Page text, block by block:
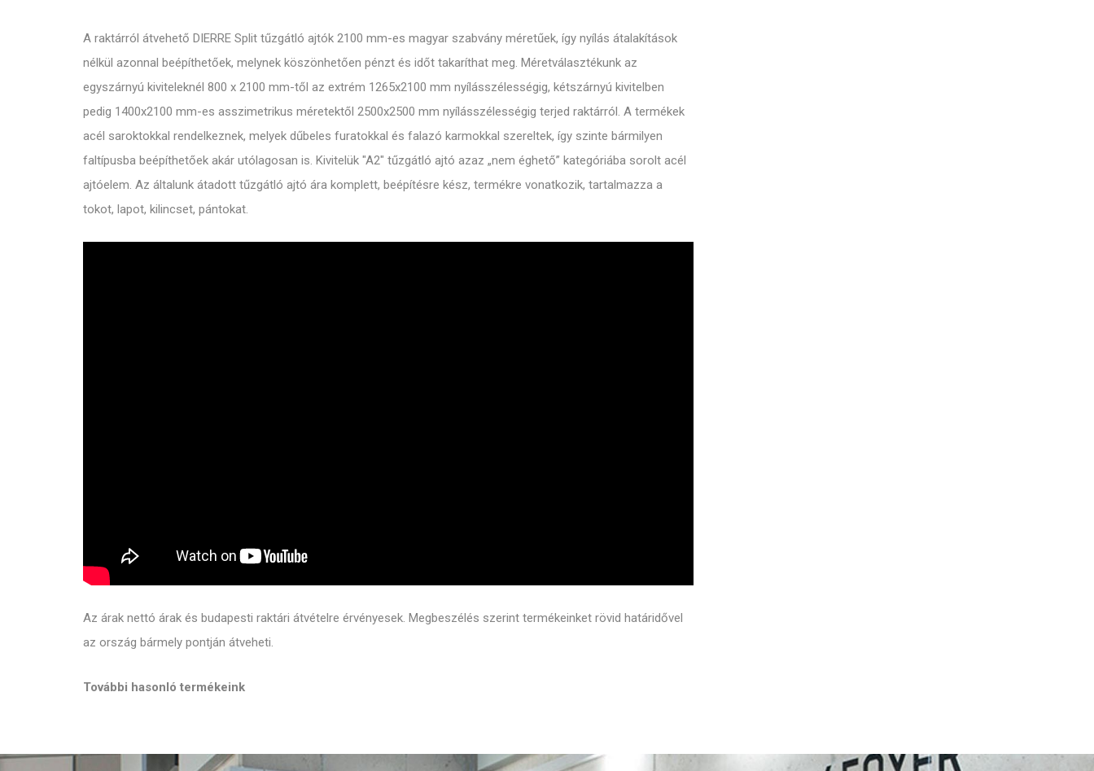
A raktárról átvehető DIERRE Split tűzgátló ajtók 2100 mm-es magyar szabvány méretűek, így nyílás átalakítások
nélkül azonnal beépíthetőek, melynek köszönhetően pénzt és időt takaríthat meg. Méretválasztékunk az
egyszárnyú kiviteleknél 800 x 2100 mm-től az extrém 1265x2100 mm nyílásszélességig, kétszárnyú kivitelben
pedig 1400x2100 mm-es asszimetrikus méretektől 2500x2500 mm nyílásszélességig terjed raktárról. A termékek
acél saroktokkal rendelkeznek, melyek dűbeles furatokkal és falazó karmokkal szereltek, így szinte bármilyen
faltípusba beépíthetőek akár utólagosan is. Kivitelük "A2" tűzgátló ajtó azaz „nem éghető” kategóriába sorolt acél
ajtóelem. Az általunk átadott tűzgátló ajtó ára komplett, beépítésre kész, termékre vonatkozik, tartalmazza a
tokot, lapot, kilincset, pántokat.
Az árak nettó árak és budapesti raktári átvételre érvényesek. Megbeszélés szerint termékeinket rövid határidővel
az ország bármely pontján átveheti.
További hasonló termékeink